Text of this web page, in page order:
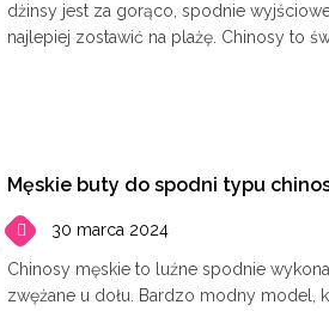
dżinsy jest za gorąco, spodnie
najlepiej zostawić na plażę. Chinosy to
Męskie buty do spodni typu
30 marca 2024
Chinosy męskie to luźne spodnie
zwężane u dołu. Bardzo modny model,